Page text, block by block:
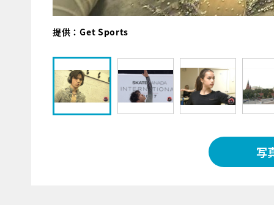
提供：Get Sports
写